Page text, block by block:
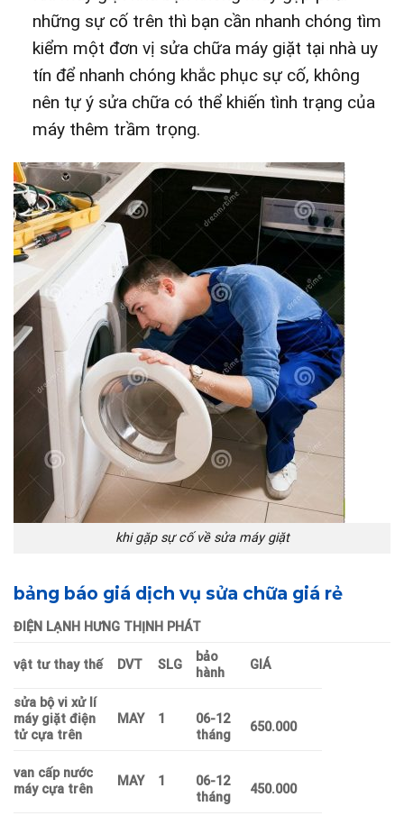
những sự cố trên thì bạn cần nhanh chóng tìm
kiểm một đơn vị sửa chữa máy giặt tại nhà uy
tín để nhanh chóng khắc phục sự cố, không
nên tự ý sửa chữa có thể khiến tình trạng của
máy thêm trầm trọng.
khi gặp sự cố về sửa máy giặt
bảng báo giá dịch vụ sửa chữa giá rẻ
ĐIỆN LẠNH HƯNG THỊNH PHÁT
vật tư thay thế DVT SLG
bảo
hành
GIÁ
sửa bộ vi xử lí
máy giặt điện
tử cựa trên
MAY 1
06-12
tháng
650.000
van cấp nước
máy cựa trên
MAY 1
06-12
tháng
450.000